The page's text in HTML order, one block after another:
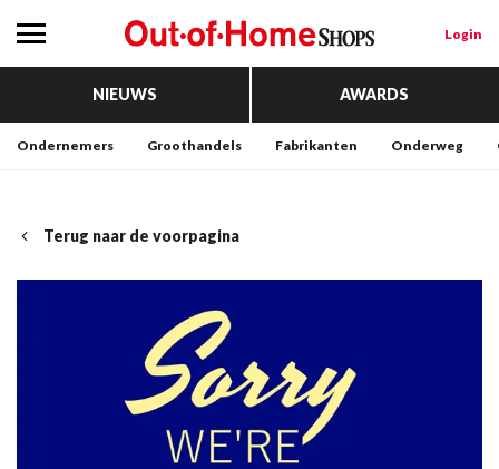
Login
NIEUWS AWARDS
Ondernemers Groothandels Fabrikanten Onderweg
Terug naar de voorpagina